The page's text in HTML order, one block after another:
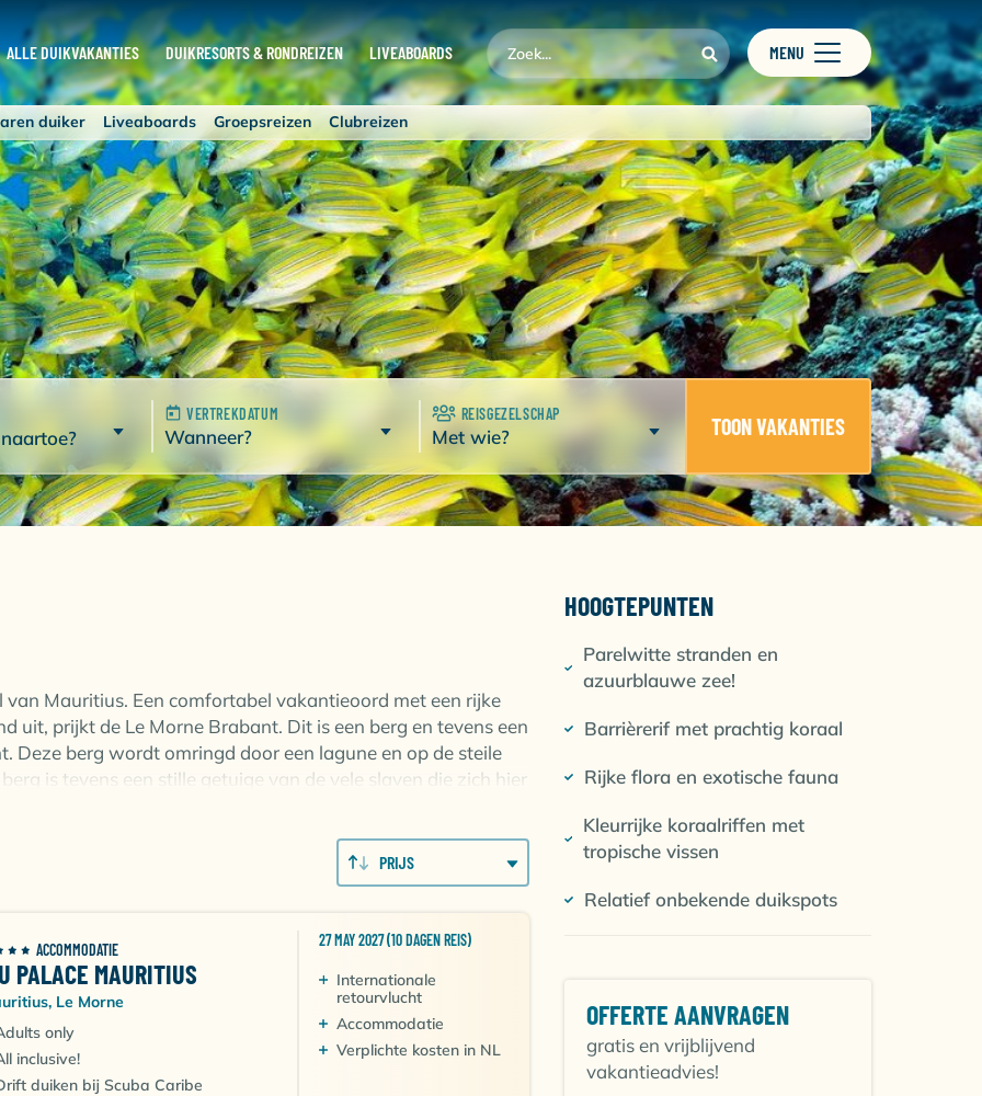
ALLE DUIKVAKANTIES DUIKRESORTS & RONDREIZEN LIVEABOARDS MENU
duiker Liveaboards Groepsreizen Clubreizen
VERTREKDATUM
Wanneer?
REISGEZELSCHAP
Met wie? TOON VAKANTIES
Mauritius. Een comfortabel vakantieoord met een rijke
uit, prijkt de Le Morne Brabant. Dit is een berg en tevens een
Deze berg wordt omringd door een lagune en op de steile
is tevens een stille getuige van de vele slaven die zich hier
kun je genieten van een prachtig uitzicht over
de rijke flora en exotische fauna. Ga met je snorkel en
Bewonder de kleurrijke koraalriffen,
Maak een duik in Passe St. Jacques en geniet van
en haaien, ze zijn er allemaal! Het merendeel van de
bereiken. Ontspan op de witte zandstranden en voel de
een vakantie in Le Morne.
PRIJS
ACCOMMODATIE
PALACE MAURITIUS
Le Morne
only
inclusive!
duiken bij Scuba Caribe
27 MAY 2027 (10 DAGEN REIS)
Internationale
retourvlucht
Accommodatie
Verplichte kosten in NL
HOOGTEPUNTEN
Parelwitte stranden en
azuurblauwe zee!
Barrièrerif met prachtig koraal
Rijke flora en exotische fauna
Kleurrijke koraalriffen met
tropische vissen
Relatief onbekende duikspots
OFFERTE AANVRAGEN
gratis en vrijblijvend
vakantieadvies!